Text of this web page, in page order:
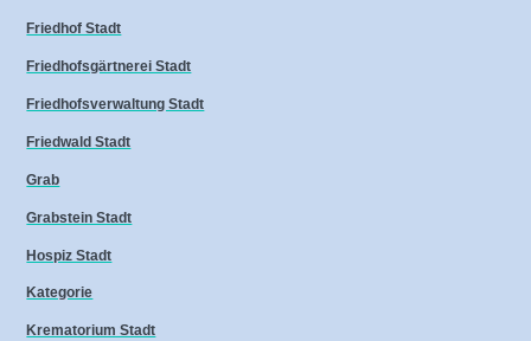
Friedhof Stadt
Friedhofsgärtnerei Stadt
Friedhofsverwaltung Stadt
Friedwald Stadt
Grab
Grabstein Stadt
Hospiz Stadt
Kategorie
Krematorium Stadt